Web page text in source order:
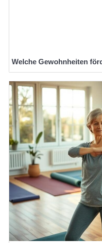
Welche Gewohnheiten